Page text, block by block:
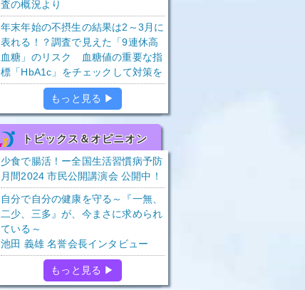
査の概況より
年末年始の不摂生の結果は2～3月に
表れる！？調査で見えた「9連休高
血糖」のリスク 血糖値の重要な指
標「HbA1c」をチェックして対策を
もっと見る ▶
トピックス＆オピニオン
少食で腸活！ー全国生活習慣病予防
月間2024 市民公開講演会 公開中！
自分で自分の健康を守る～『一無、
二少、三多』が、今まさに求められ
ている～
池田 義雄 名誉会長インタビュー
もっと見る ▶